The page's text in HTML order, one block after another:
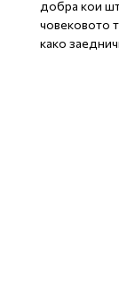
добра кои
човековото
како